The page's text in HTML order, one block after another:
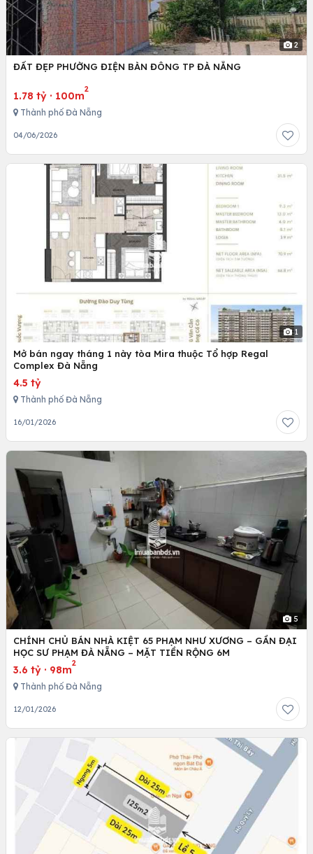
2
ĐẤT ĐẸP PHƯỜNG ĐIỆN BÀN ĐÔNG TP ĐÀ NẴNG
1.78 tỷ · 100m
2
Thành phố Đà Nẵng
04/06/2026
1
Mở bán ngay tháng 1 này tòa Mira thuộc Tổ hợp Regal
Complex Đà Nẵng
4.5 tỷ
Thành phố Đà Nẵng
16/01/2026
5
CHÍNH CHỦ BÁN NHÀ KIỆT 65 PHẠM NHƯ XƯƠNG – GẦN ĐẠI
HỌC SƯ PHẠM ĐÀ NẴNG – MẶT TIỀN RỘNG 6M
3.6 tỷ · 98m
2
Thành phố Đà Nẵng
12/01/2026